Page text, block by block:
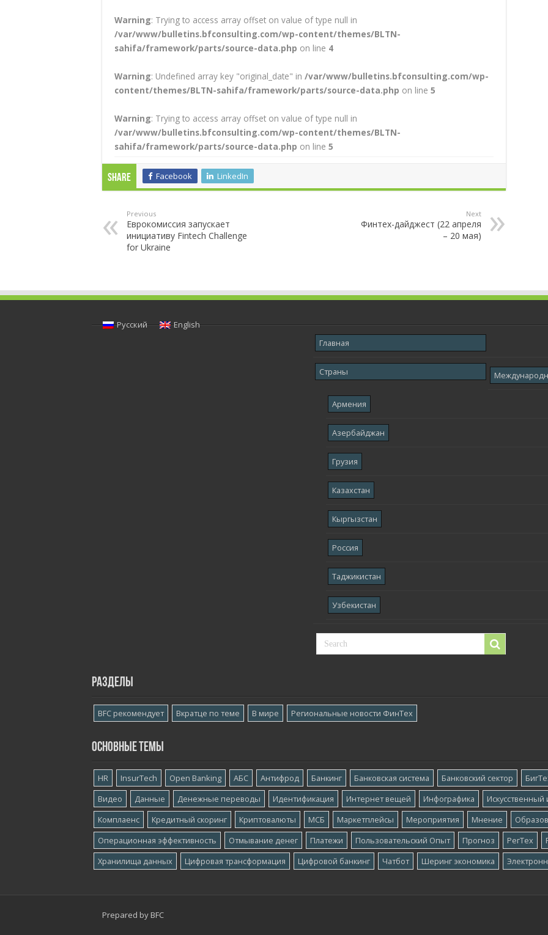
Warning: Trying to access array offset on value of type null in
/var/www/bulletins.bfconsulting.com/wp-content/themes/BLTN-
sahifa/framework/parts/source-data.php on line 4
Warning: Undefined array key "original_date" in /var/www/bulletins.bfconsulting.com/wp-
content/themes/BLTN-sahifa/framework/parts/source-data.php on line 5
Warning: Trying to access array offset on value of type null in
/var/www/bulletins.bfconsulting.com/wp-content/themes/BLTN-
sahifa/framework/parts/source-data.php on line 5
Share Facebook LinkedIn
Previous
Еврокомиссия запускает
инициативу Fintech Challenge
for Ukraine
Next
Финтех-дайджест (22 апреля
– 20 мая)
Русский
English
Главная
Страны
Армения
Азербайджан
Грузия
Казахстан
Кыргызстан
Россия
Таджикистан
Узбекистан
Разделы
BFC рекомендует Вкратце по теме В мире Региональные новости ФинТех
Основные темы
HR InsurTech Open Banking АБС Антифрод Банкинг Банковская система Банковский сектор
Видео
Данные Денежные переводы Идентификация Интернет вещей Инфографика
Искусственный
Комплаенс
Кредитный скоринг Криптовалюты МСБ Маркетплейсы Мероприятия Мнение
Операционная эффективность
Отмывание денег Платежи Пользовательский Опыт Прогноз РегТех
Хранилища данных
Цифровая трансформация Цифровой банкинг Чатбот Шеринг экономика
Prepared by BFC